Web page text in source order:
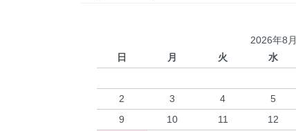
2026年8月
日
月 火 水
2
3 4 5
9
10 11 12